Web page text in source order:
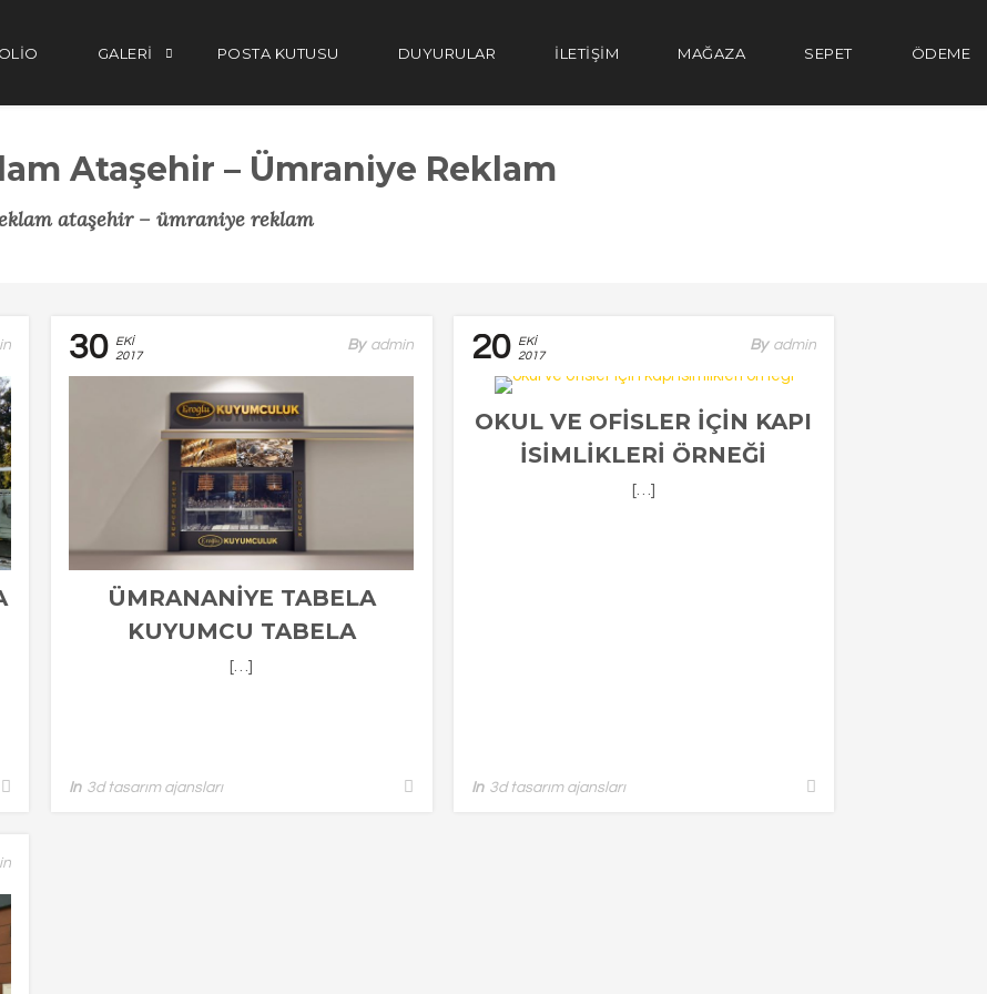
GALERI POSTA KUTUSU DUYURULAR İLETİŞİM MAĞAZA SEPET ÖDEME
Ataşehir – Ümraniye Reklam
ataşehir – ümraniye reklam
30
EKI
2017
By Admin
ÜMRANANIYE TABELA
KUYUMCU TABELA
ÇALIŞMASI
[…]
In 3d tasarım ajansları
20
EKI
2017
By Admin
OKUL VE OFISLER IÇIN KAPI
ISIMLIKLERI ÖRNEĞI
[…]
In 3d tasarım ajansları